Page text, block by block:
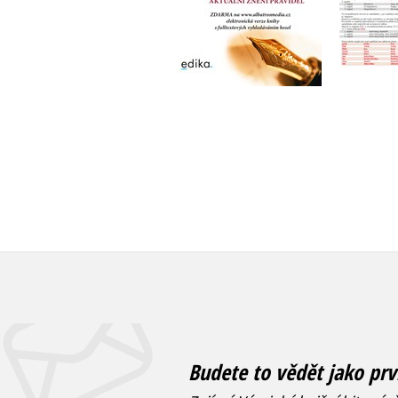
Do košíku
199 Kč
159 Kč
Budete to vědět jako